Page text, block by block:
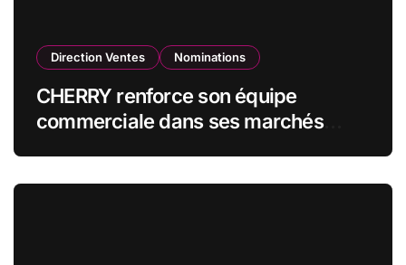
Direction Ventes Nominations
CHERRY renforce son équipe
commerciale dans ses marchés